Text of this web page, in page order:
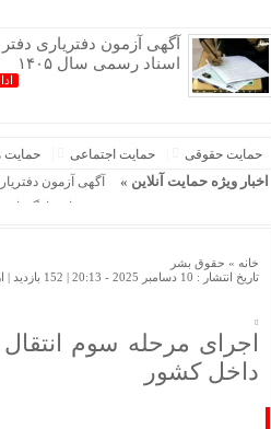
آگهی آزمون دفتریاری دفتر
اسناد رسمی سال ۱۴۰۵
حمایت حقوقی حمایت اجتماعی حمایت
اخبار ویژه حمایت آنلاین »
آگهی آزمون
روس اتم
دیدار و گفتگوی
اتحاد مقدس، خط
خانه » حقوق بشر
تاریخ انتشار : 10 دسامبر 2025 - 20:13 |
152 بازدید |
اجرای مرحله سوم انتقال
داخل کشور